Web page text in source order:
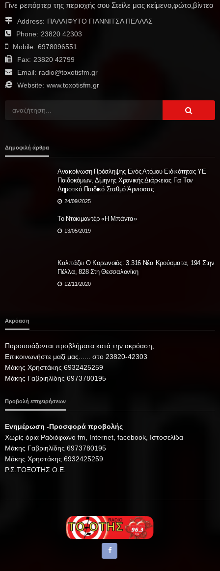
Γίνε ρεπόρτερ της περιοχής σου Στείλε μας κείμενο,φώτο,βίντεο
Address: ΠΑΛΑΙΦΥΤΟ ΓΙΑΝΝΙΤΣΑ ΠΕΛΛΑΣ
Phone: 23820 42303
Mobile: 6978096551
Fax: 23820 42799
Email: radio@toxotisfm.gr
Website: www.toxotisfm.gr
Δημοφιλή άρθρα
Ανακοίνωση Πρόσληψης Ενός Ατόμου Ειδικότητας ΥΕ
Παιδοκόμων, Δίμηνης Χρονικής Διάρκειας Για Τον
Δημοτικό Παιδικό Σταθμό Άρνισσας
24/09/2025
Το Ντοκιμαντέρ «Η Μπάντα»
13/05/2019
Καλπάζει Ο Κορωνοϊός: 3.316 Νέα Κρούσματα, 194 Στην
Πέλλα, 828 Στη Θεσσαλονίκη
12/11/2020
Ακρόαση
Παρουσιάζονται προβλήματα κατά την ακρόαση;
Επικοινωνήστε μαζί μας...... στο 23820-42303
Μάκης Χρηστάκης 6932425259
Μάκης Γαβριηλίδης 6973780195
Προβολή επιχειρήσεων
Ενημέρωση -Προσφορά προβολής
Xωρίς όρια Ραδιόφωνο fm, Internet, facebook, Ιστοσελίδα
Μάκης Γαβριηλίδης 6973780195
Μάκης Χρηστάκης 6932425259
Ρ.Σ.ΤΟΞΟΤΗΣ Ο.Ε.